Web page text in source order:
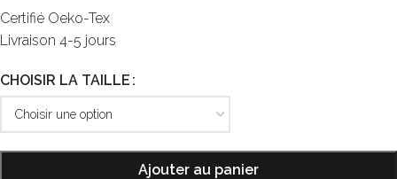
Certifié Oeko-Tex
Livraison 4-5 jours
CHOISIR LA TAILLE
Ajouter au panier